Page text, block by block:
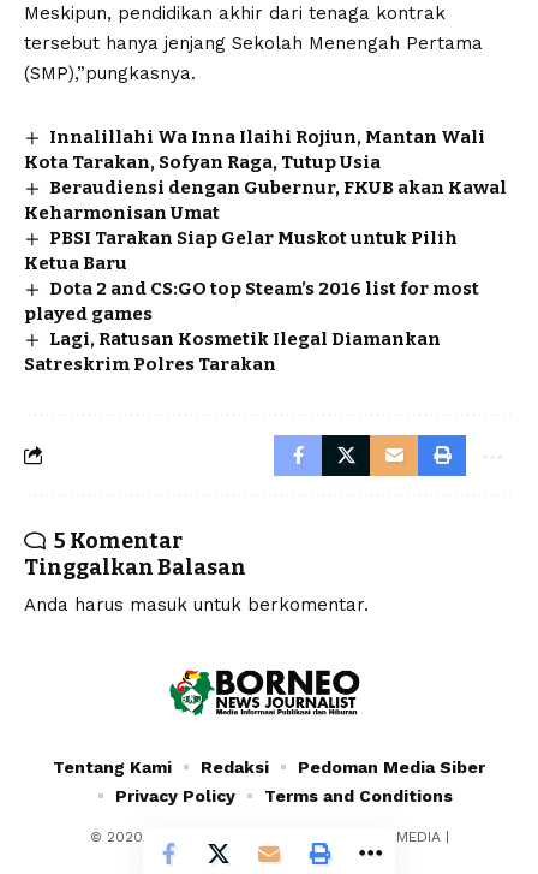
Meskipun, pendidikan akhir dari tenaga kontrak
tersebut hanya jenjang Sekolah Menengah Pertama
(SMP),”pungkasnya.
Innalillahi Wa Inna Ilaihi Rojiun, Mantan Wali
Kota Tarakan, Sofyan Raga, Tutup Usia
Beraudiensi dengan Gubernur, FKUB akan Kawal
Keharmonisan Umat
PBSI Tarakan Siap Gelar Muskot untuk Pilih
Ketua Baru
Dota 2 and CS:GO top Steam’s 2016 list for most
played games
Lagi, Ratusan Kosmetik Ilegal Diamankan
Satreskrim Polres Tarakan
5 Komentar
Tinggalkan Balasan
Anda harus masuk untuk berkomentar.
© 2020 - 2024 - PT. YAFRAN BORNEO MULTIMEDIA |
Borneonewsjournalist.co.id
Tentang Kami Redaksi
Pedoman Media Siber
Privacy Policy
Terms and Conditions